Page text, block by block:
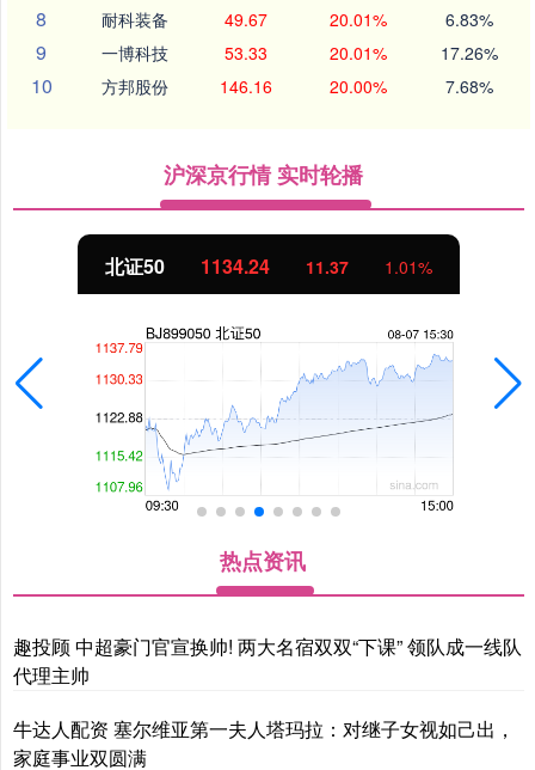
8 耐科装备 49.67 20.01% 6.83%
9 一博科技 53.33 20.01% 17.26%
10 方邦股份 146.16 20.00% 7.68%
沪深京行情 实时轮播
北证50 1134.24 11.37 1.01%
热点资讯
趣投顾 中超豪门官宣换帅! 两大名宿双双“下课” 领队成一线队
代理主帅
牛达人配资 塞尔维亚第一夫人塔玛拉：对继子女视如己出，
家庭事业双圆满